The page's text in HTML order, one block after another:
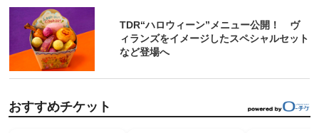
TDR“ハロウィーン”メニュー公開！ ヴ
ィランズをイメージしたスペシャルセット
など登場へ
おすすめチケット